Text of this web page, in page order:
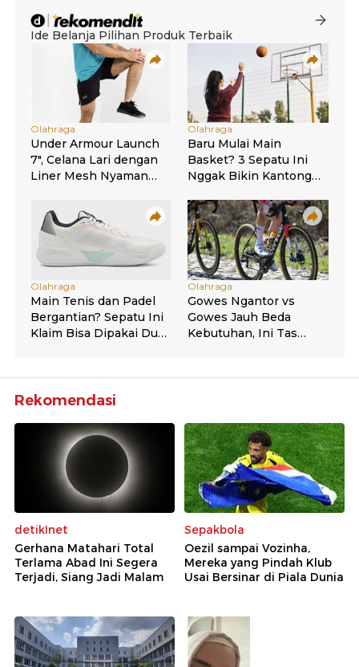
Rekomendasi
detikInet
Gerhana Matahari Total
Terlama Abad Ini Segera
Terjadi, Siang Jadi Malam
Sepakbola
Oezil sampai Vozinha,
Mereka yang Pindah Klub
Usai Bersinar di Piala Dunia